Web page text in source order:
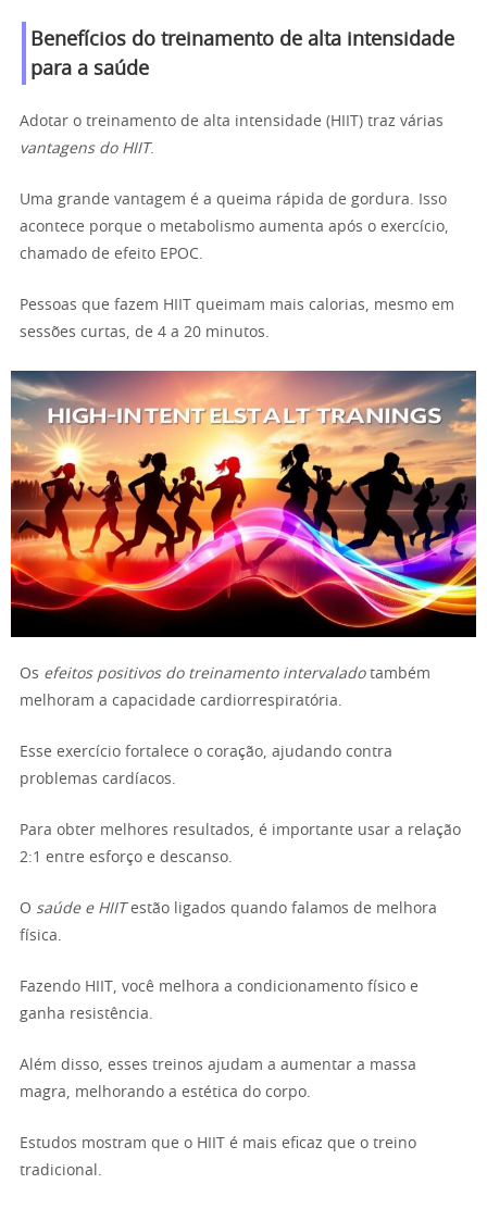
Benefícios do treinamento de alta intensidade
para a saúde
Adotar o treinamento de alta intensidade (HIIT) traz várias
vantagens do HIIT.
Uma grande vantagem é a queima rápida de gordura. Isso
acontece porque o metabolismo aumenta após o exercício,
chamado de efeito EPOC.
Pessoas que fazem HIIT queimam mais calorias, mesmo em
sessões curtas, de 4 a 20 minutos.
Os efeitos positivos do treinamento intervaladotambém
melhoram a capacidade cardiorrespiratória.
Esse exercício fortalece o coração, ajudando contra
problemas cardíacos.
Para obter melhores resultados, é importante usar a relação
2:1 entre esforço e descanso.
O saúde e HIIT estão ligados quando falamos de melhora
física.
Fazendo HIIT, você melhora a condicionamento físico e
ganha resistência.
Além disso, esses treinos ajudam a aumentar a massa
magra, melhorando a estética do corpo.
Estudos mostram que o HIIT é mais eficaz que o treino
tradicional.